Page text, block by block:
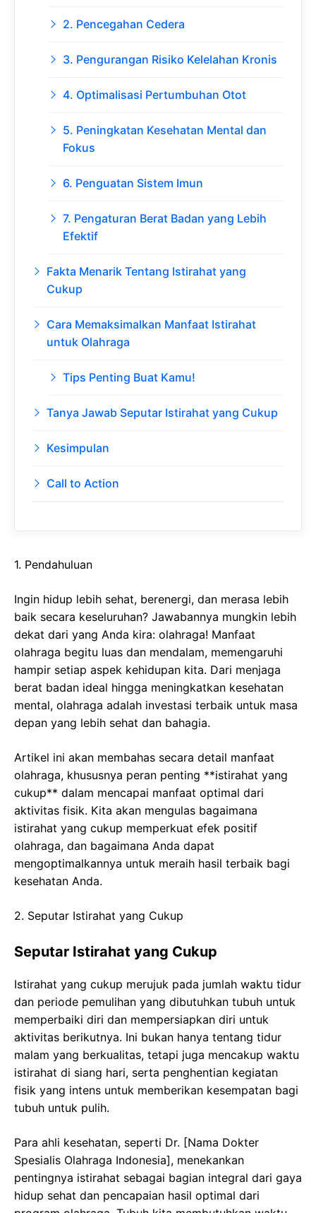
2. Pencegahan Cedera
3. Pengurangan Risiko Kelelahan Kronis
4. Optimalisasi Pertumbuhan Otot
5. Peningkatan Kesehatan Mental dan
Fokus
6. Penguatan Sistem Imun
7. Pengaturan Berat Badan yang Lebih
Efektif
Fakta Menarik Tentang Istirahat yang
Cukup
Cara Memaksimalkan Manfaat Istirahat
untuk Olahraga
Tips Penting Buat Kamu!
Tanya Jawab Seputar Istirahat yang Cukup
Kesimpulan
Call to Action
1. Pendahuluan
Ingin hidup lebih sehat, berenergi, dan merasa lebih
baik secara keseluruhan? Jawabannya mungkin lebih
dekat dari yang Anda kira: olahraga! Manfaat
olahraga begitu luas dan mendalam, memengaruhi
hampir setiap aspek kehidupan kita. Dari menjaga
berat badan ideal hingga meningkatkan kesehatan
mental, olahraga adalah investasi terbaik untuk masa
depan yang lebih sehat dan bahagia.
Artikel ini akan membahas secara detail manfaat
olahraga, khususnya peran penting **istirahat yang
cukup** dalam mencapai manfaat optimal dari
aktivitas fisik. Kita akan mengulas bagaimana
istirahat yang cukup memperkuat efek positif
olahraga, dan bagaimana Anda dapat
mengoptimalkannya untuk meraih hasil terbaik bagi
kesehatan Anda.
2. Seputar Istirahat yang Cukup
Seputar Istirahat yang Cukup
Istirahat yang cukup merujuk pada jumlah waktu tidur
dan periode pemulihan yang dibutuhkan tubuh untuk
memperbaiki diri dan mempersiapkan diri untuk
aktivitas berikutnya. Ini bukan hanya tentang tidur
malam yang berkualitas, tetapi juga mencakup waktu
istirahat di siang hari, serta penghentian kegiatan
fisik yang intens untuk memberikan kesempatan bagi
tubuh untuk pulih.
Para ahli kesehatan, seperti Dr. [Nama Dokter
Spesialis Olahraga Indonesia], menekankan
pentingnya istirahat sebagai bagian integral dari gaya
hidup sehat dan pencapaian hasil optimal dari